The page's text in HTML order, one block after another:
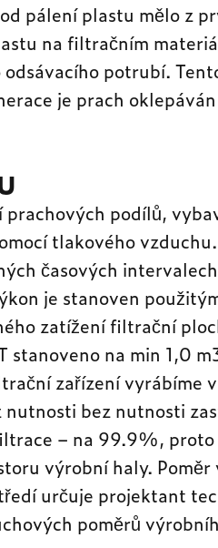
pálení plastu mělo z
na filtračním
potrubí.
je prach
podílů,
tlakového
časových
je stanoven
zatížení filtrační
na min 1,0
zařízení vyrábíme
bez nutnosti
– na 99.9%, proto
výrobní haly. Poměr
určuje projektant
poměrů